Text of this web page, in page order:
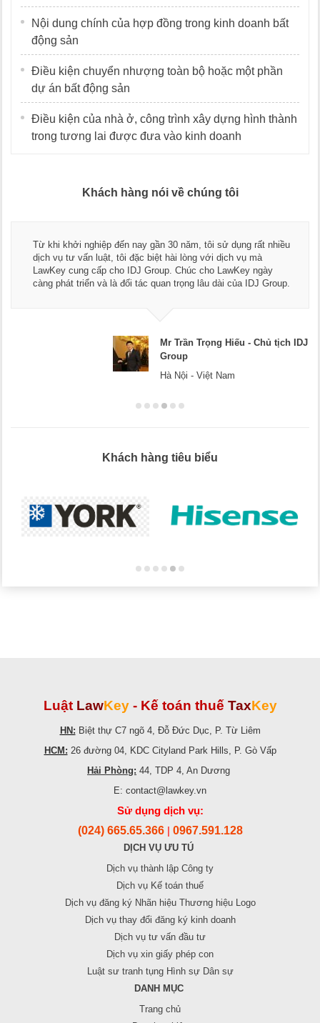
Nội dung chính của hợp đồng trong kinh doanh bất
động sản
Điều kiện chuyển nhượng toàn bộ hoặc một phần
dự án bất động sản
Điều kiện của nhà ở, công trình xây dựng hình thành
trong tương lai được đưa vào kinh doanh
Khách hàng nói về chúng tôi
Từ khi khởi nghiệp đến nay gần 30 năm, tôi sử dụng rất nhiều
dịch vụ tư vấn luật, tôi đặc biệt hài lòng với dịch vụ mà
LawKey cung cấp cho IDJ Group. Chúc cho LawKey ngày
càng phát triển và là đối tác quan trọng lâu dài của IDJ Group.
Mr Trần Trọng Hiếu - Chủ tịch IDJ
Group
Hà Nội - Việt Nam
Khách hàng tiêu biểu
Luật LawKey - Kế toán thuế TaxKey
HN: Biệt thự C7 ngõ 4, Đỗ Đức Dục, P. Từ Liêm
HCM: 26 đường 04, KDC Cityland Park Hills, P. Gò Vấp
Hải Phòng: 44, TDP 4, An Dương
E: contact@lawkey.vn
Sử dụng dịch vụ:
(024) 665.65.366 0967.591.128
DỊCH VỤ ƯU TÚ
Dịch vụ thành lập Công ty
Dịch vụ Kế toán thuế
Dịch vụ đăng ký Nhãn hiệu Thương hiệu Logo
Dịch vụ thay đổi đăng ký kinh doanh
Dịch vụ tư vấn đầu tư
Dịch vụ xin giấy phép con
Luật sư tranh tụng Hình sự Dân sự
DANH MỤC
Trang chủ